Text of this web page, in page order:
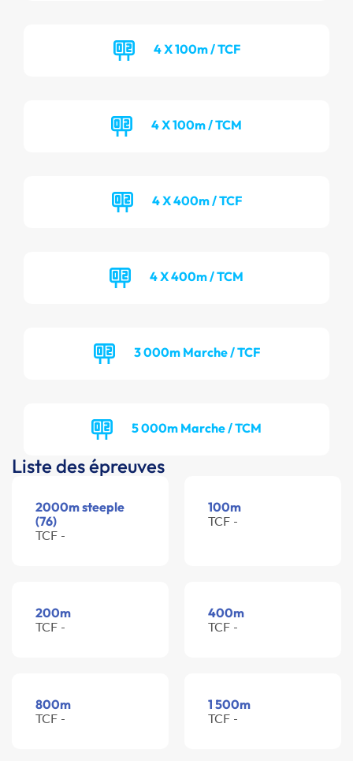
4 X 100m / TCF
4 X 100m / TCM
4 X 400m / TCF
4 X 400m / TCM
3 000m Marche / TCF
5 000m Marche / TCM
Liste des épreuves
2000m steeple
(76)
TCF -
100m
TCF -
200m
TCF -
400m
TCF -
800m
TCF -
1 500m
TCF -